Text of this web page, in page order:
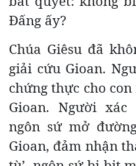
Đấng ấy?
Chúa Giêsu đã
giải cứu Gioan.
chứng thực cho
Gioan. Người
ngôn sứ mở
Gioan, đảm nhận